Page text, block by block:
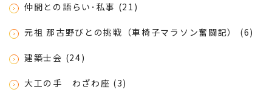
仲間との語らい･私事 (21)
元祖 那古野びとの挑戦（車椅子マラソン奮闘記） (6)
建築士会 (24)
大工の手 わざわ座 (3)